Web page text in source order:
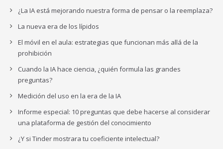
¿La IA está mejorando nuestra forma de pensar o la reemplaza?
La nueva era de los lípidos
El móvil en el aula: estrategias que funcionan más allá de la
prohibición
Cuando la IA hace ciencia, ¿quién formula las grandes
preguntas?
Medición del uso en la era de la IA
Informe especial: 10 preguntas que debe hacerse al considerar
una plataforma de gestión del conocimiento
¿Y si Tinder mostrara tu coeficiente intelectual?